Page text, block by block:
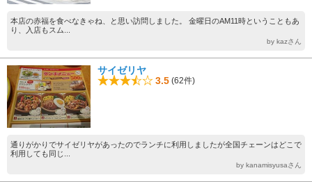
本店の赤福を食べなきゃね、と思い訪問しました。 金曜日のAM11時ということもあ
り、入店もスム...
by kazさん
サイゼリヤ
3.5 (62件)
通りがかりでサイゼリヤがあったのでランチに利用しましたが全国チェーンはどこで
利用しても同じ...
by kanamisyusaさん